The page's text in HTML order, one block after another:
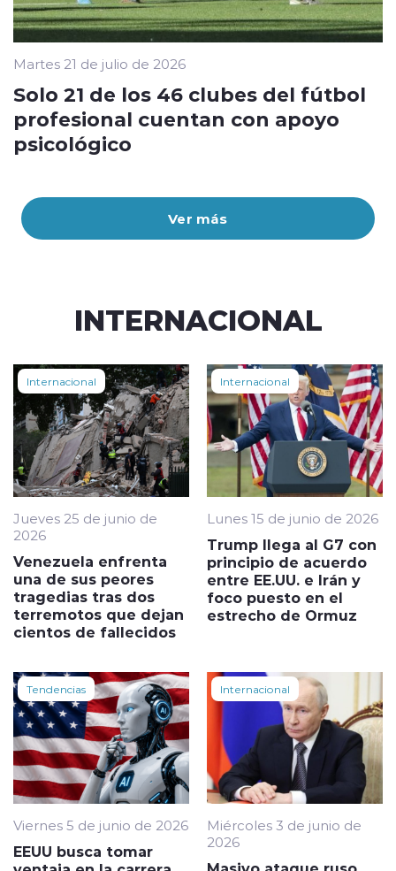
Ver más
Martes 21 de julio de 2026
Solo 21 de los 46 clubes del fútbol
profesional cuentan con apoyo
psicológico
INTERNACIONAL
Internacional
Jueves 25 de junio de
2026
Venezuela enfrenta
una de sus peores
tragedias tras dos
terremotos que dejan
cientos de fallecidos
Internacional
Lunes 15 de junio de 2026
Trump llega al G7 con
principio de acuerdo
entre EE.UU. e Irán y
foco puesto en el
estrecho de Ormuz
Tendencias
Viernes 5 de junio de 2026
EEUU busca tomar
Internacional
Miércoles 3 de junio de
2026